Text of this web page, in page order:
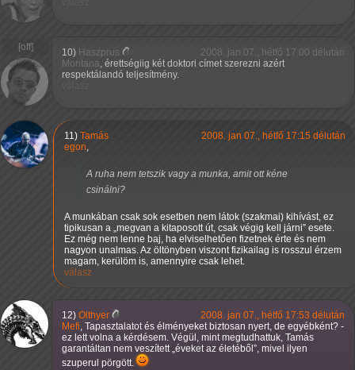
10) Haszprus
2008. jan 07., hétfő 17:00 délután
Montana, érettségiig két doktori címet szerezni azért
respektálandó teljesítmény.
11) Tamás
2008. jan 07., hétfő 17:15 délután
egon,
A ruha nem tetszik vagy a munka, amit ott kéne
csinálni?
A munkában csak sok esetben nem látok (szakmai) kihívást, ez
tipikusan a megvan a kitaposott út, csak végig kell járni esete.
Ez még nem lenne baj, ha elviselhetően fizetnek érte és nem
nagyon unalmas. Az öltönyben viszont fizikailag is rosszul érzem
magam, kerülöm is, amennyire csak lehet.
válasz
12) Olthyer
2008. jan 07., hétfő 17:53 délután
Mefi, Tapasztalatot és élményeket biztosan nyert, de egyébként? -
ez lett volna a kérdésem. Végül, mint megtudhattuk, Tamás
garantáltan nem veszített éveket az életéből , mivel ilyen
szuperul pörgött.